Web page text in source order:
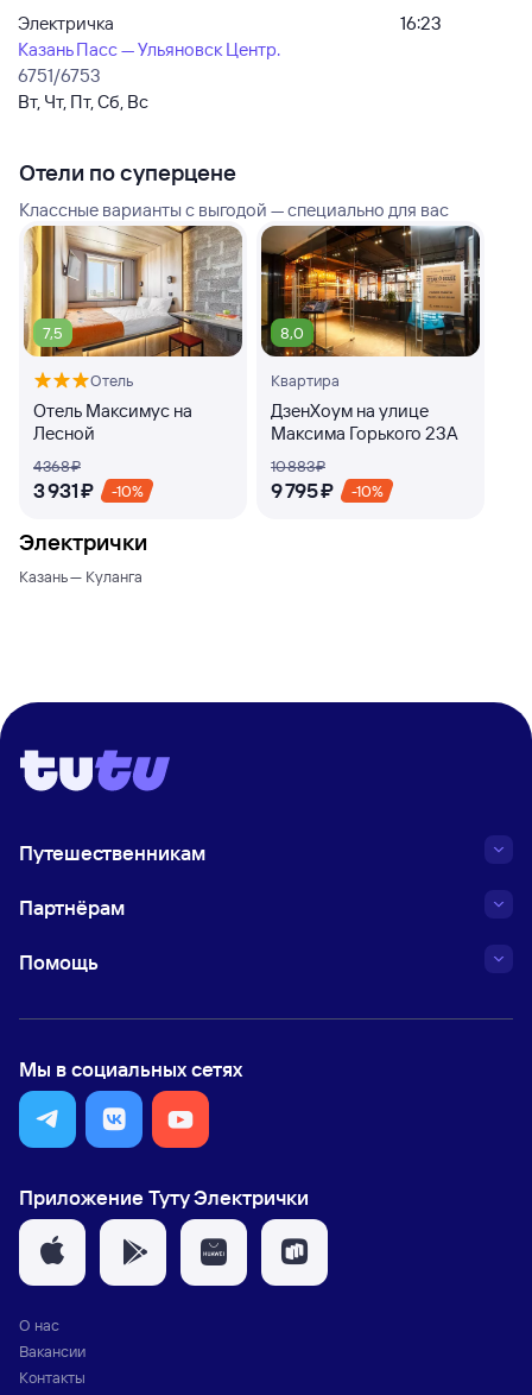
Электричка
Казань Пасс — Ульяновск Центр.
6751/6753
Вт, Чт, Пт, Сб, Вс
16:23
Отели по суперцене
Классные варианты с выгодой — специально для вас
7,5
Отель
Отель Максимус на
Лесной
4 ⁠368 ⁠₽
3 ⁠931 ⁠₽ -10%
8,0
Квартира
ДзенХоум на улице
Максима Горького 23А
10 ⁠883 ⁠₽
9 ⁠795 ⁠₽ -10%
Электрички
Казань — Куланга
Путешественникам
Партнёрам
Помощь
Мы в социальных сетях
Приложение Туту Электрички
О нас
Вакансии
Контакты